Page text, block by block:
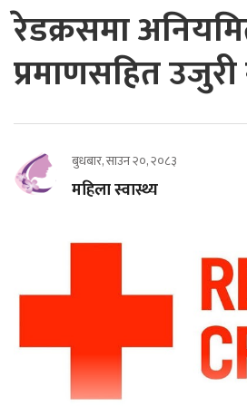
रेडक्रसमा
प्रमाणसहित उजुरी
बुधबार, साउन २०, २०८३
महिला स्वास्थ्य